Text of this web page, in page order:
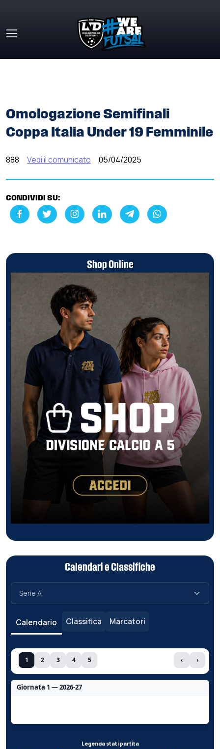
Omologazione Semifinali
Coppa Italia Under 19 Femminile
888 Vedi il comunicato 05/04/2025
CONDIVIDI SU:
Shop Online
Calendari e Classifiche
Calendario Classifica Marcatori
1 2 3 4 5 ‹ ›
Giornata 1 — 2026-27
Legenda stati partita